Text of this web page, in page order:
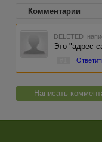
Комментарии
DELETED
Это "адрес
Написать